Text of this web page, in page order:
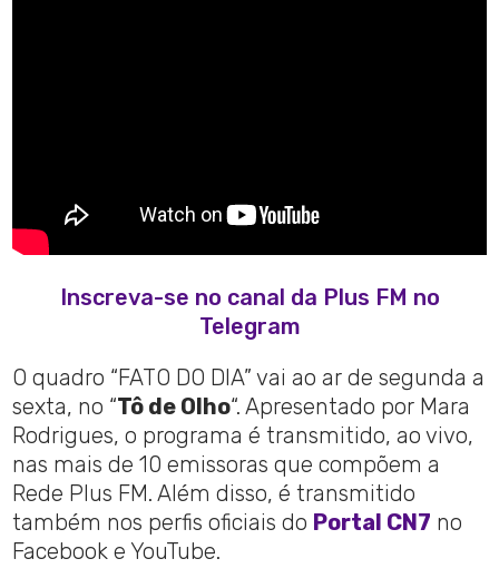
Inscreva-se no canal da Plus FM no
Telegram
O quadro “FATO DO DIA” vai ao ar de segunda a
sexta, no “Tô de Olho“. Apresentado por Mara
Rodrigues, o programa é transmitido, ao vivo,
nas mais de 10 emissoras que compõem a
Rede Plus FM. Além disso, é transmitido
também nos perfis oficiais do Portal CN7 no
Facebook e YouTube.